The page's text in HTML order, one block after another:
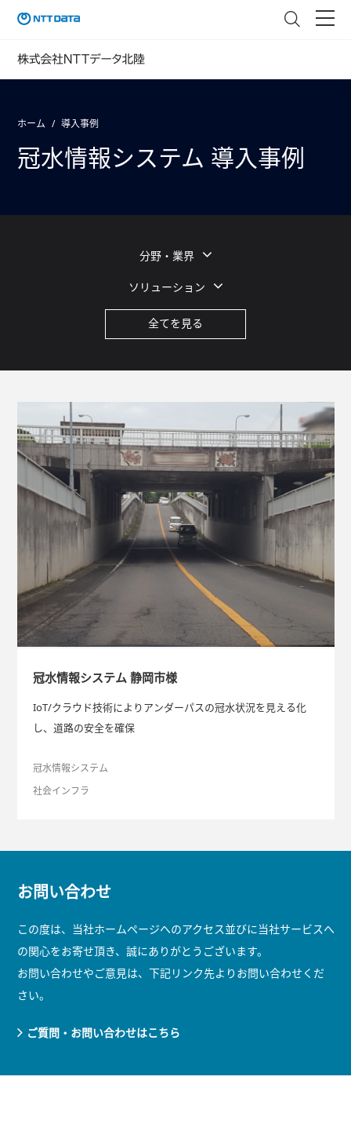
ホーム 導入事例
冠水情報システム 導入事例
分野・業界
ソリューション
全てを見る
冠水情報システム 静岡市様
IoT/クラウド技術によりアンダーパスの冠水状況を見える化
し、道路の安全を確保
冠水情報システム
社会インフラ
お問い合わせ
この度は、当社ホームページへのアクセス並びに当社サービスへ
の関心をお寄せ頂き、誠にありがとうございます。
お問い合わせやご意見は、下記リンク先よりお問い合わせくだ
さい。
ご質問・お問い合わせはこちら